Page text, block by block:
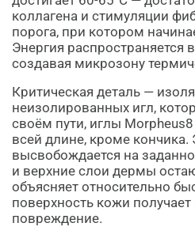
коллагена и стимуляции
порога, при котором
Энергия распространяется
создавая микрозону
Критическая деталь —
неизолированных игл,
своём пути, иглы
всей длине, кроме кончика.
высвобождается на
и верхние слои дермы
объясняет относительно
поверхность кожи
повреждение.